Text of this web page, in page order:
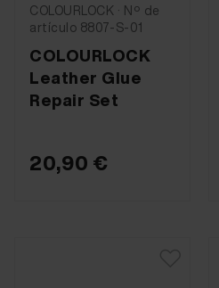
COLOURLOCK · Nº de
artículo 8807-S-01
COLOURLOCK
Leather Glue
Repair Set
20,90 €